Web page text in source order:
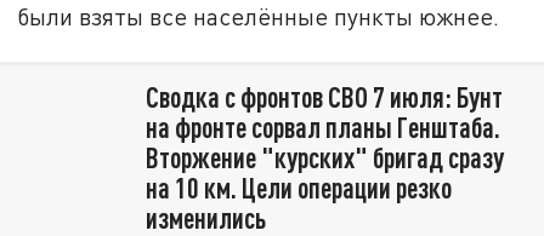
были взяты все населённые пункты южнее.
Сводка с фронтов СВО 7 июля: Бунт
на фронте сорвал планы Генштаба.
Вторжение "курских" бригад сразу
на 10 км. Цели операции резко
изменились